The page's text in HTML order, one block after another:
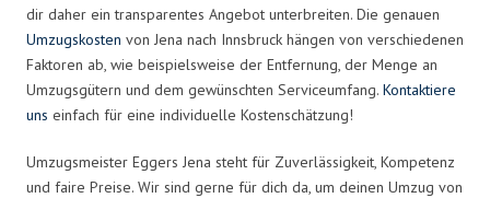
dir daher ein transparentes Angebot unterbreiten. Die genauen
Umzugskosten von Jena nach Innsbruck hängen von verschiedenen
Faktoren ab, wie beispielsweise der Entfernung, der Menge an
Umzugsgütern und dem gewünschten Serviceumfang. Kontaktiere
uns einfach für eine individuelle Kostenschätzung!
Umzugsmeister Eggers Jena steht für Zuverlässigkeit, Kompetenz
und faire Preise. Wir sind gerne für dich da, um deinen Umzug von